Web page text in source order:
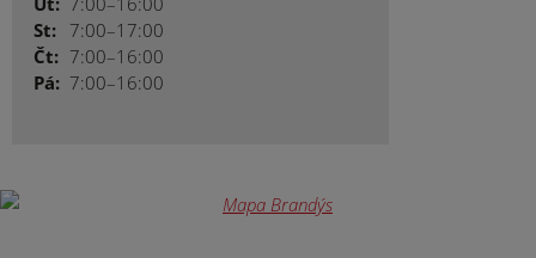
St: 7:00–17:00
Čt: 7:00–16:00
Pá: 7:00–16:00